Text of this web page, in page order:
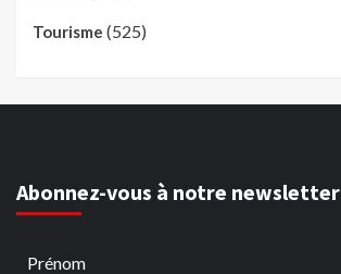
Tourisme (525)
Abonnez-vous à notre newsletter
Prénom